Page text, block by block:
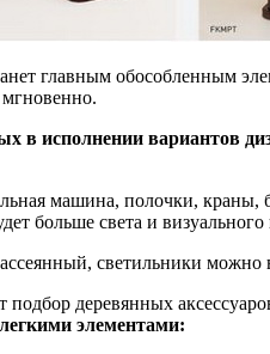
главным обособленным
в исполнении вариантов
машина, полочки, краны,
больше света и
светильники можно
деревянных
элементами: